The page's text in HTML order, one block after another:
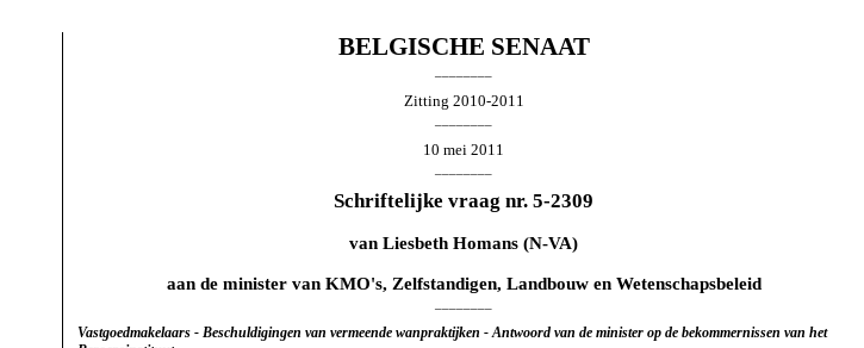
BELGISCHE SENAAT
Zitting 2010-2011
10 mei 2011
Schriftelijke vraag nr. 5-2309
van Liesbeth Homans (N-VA)
aan de minister van KMO's, Zelfstandigen, Landbouw en Wetenschapsbeleid
Vastgoedmakelaars - Beschuldigingen van vermeende wanpraktijken - Antwoord van de minister op de bekommernissen van het